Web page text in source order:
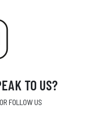
TO US?
FOLLOW US